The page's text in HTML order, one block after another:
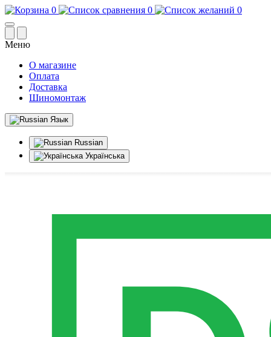
0 0 0
Меню
О магазине
Оплата
Доставка
Шиномонтаж
Язык
Russian
Українська